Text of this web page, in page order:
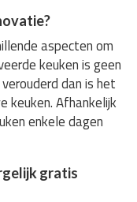
aspecten om
keuken is geen
dan is het
keuken. Afhankelijk
enkele dagen
gratis